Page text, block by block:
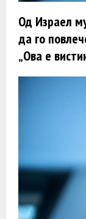
Од Израел
да го
„Ова е